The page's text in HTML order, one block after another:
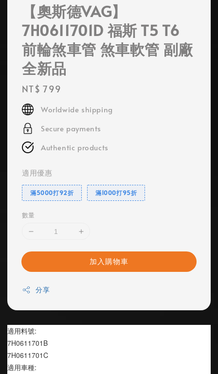
【奧斯德VAG】
7H0611701D 福斯 T5 T6
前輪煞車管 煞車軟管 副廠
全新品
Regular
price
NT$ 799
Worldwide shipping
Secure payments
Authentic products
適用優惠
滿5000打92折 滿1000打95折
數量
加入購物車
分享
適用料號:
7H0611701B
7H0611701C
適用車種: